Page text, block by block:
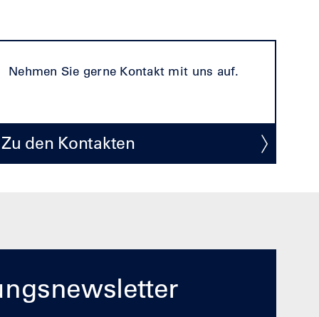
Nehmen Sie gerne Kontakt mit uns auf.
Zu den Kontakten